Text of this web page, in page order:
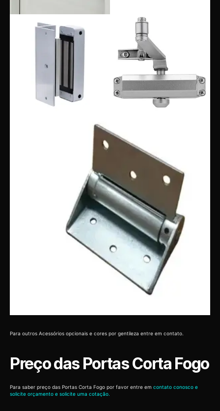
Para outros Acessórios opcionais e cores por gentileza entre em contato.
Preço das Portas Corta Fogo
Para saber preço das Portas Corta Fogo por favor entre em contato conosco e
solicite orçamento e solicite uma cotação.